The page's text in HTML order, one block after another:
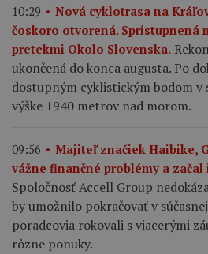
10:29
Nová cyklotrasa na
čoskoro otvorená. Sprístupnená
pretekmi Okolo Slovenska.
ukončená do konca augusta. Po
dostupným cyklistickým bodom v
výške 1940 metrov nad morom.
09:56
Majiteľ značiek Haibike,
vážne finančné problémy a
Spoločnosť Accell Group
by umožnilo pokračovať v
poradcovia rokovali s viacerými
rôzne ponuky.